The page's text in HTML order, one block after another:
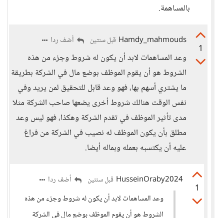
بالمساهمة.
1
Hamdy_mahmouds قبل سنتين أضف ردا
وعد المساهمات لابد أن يكون له شروط وجزء من هذه
الشروط هو أن يقوم الموظف بوضع مال في الشركة بطريقة
ما يشتري أسهم بها، فهو وعد قابل للتحقيق لمن يريد وفي
نفس الوقت هنالك شروط أخرى يضعها صاحب الشركة مثلا
مدى تأثير الموظف في تقدم الشركة وهكذا، فهو ليس وعد
مطلق بأن يكون الموظف له نصيب في الشركة من فراغ
عليه أن يكتسبه بعمله وبماله أيضا.
1
HusseinOraby2024 قبل سنتين
أضف ردا
وعد المساهمات لابد أن يكون له شروط وجزء من هذه
الشروط هو أن يقوم الموظف بوضع مال في الشركة